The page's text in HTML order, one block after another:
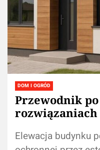
DOM I OGRÓD
Przewodnik
Elewacja budynku